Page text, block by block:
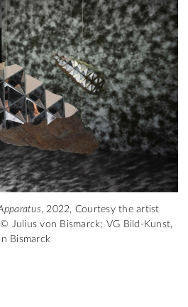
, 2022, Courtesy the artist
Julius von Bismarck; VG Bild-Kunst,
Bismarck